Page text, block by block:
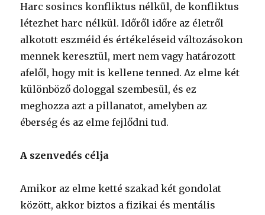
Harc sosincs konfliktus nélkül, de konfliktus
létezhet harc nélkül. Időről időre az életről
alkotott eszméid és értékeléseid változásokon
mennek keresztül, mert nem vagy határozott
afelől, hogy mit is kellene tenned. Az elme két
különböző dologgal szembesül, és ez
meghozza azt a pillanatot, amelyben az
éberség és az elme fejlődni tud.
A szenvedés célja
Amikor az elme ketté szakad két gondolat
között, akkor biztos a fizikai és mentális